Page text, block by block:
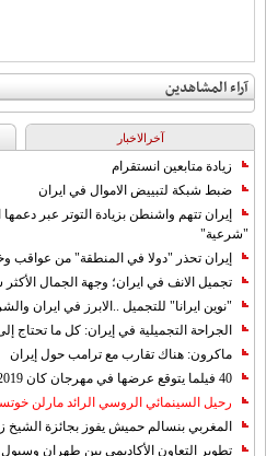
آراء المشاهدين
آخرالاخبار
زيادة متابعين انستقرام
ضبط شبكة لتبييض الاموال في ايران
إيران تتهم واشنطن بزيادة التوتر عبر
"شرعية"
إيران تحذر "دولا في المنطقة" من عواقب
تجميل الانف في ايران؛ وجهة الجمال الأكثر
"نوين ايرانا" للتجميل ..الابرز في ايران
الجراحة التجميلية في إيران: كل ما تحتاج
ماكرون: هناك تقارب مع ترامب حول إيران
40 فيلما يتوقع عرضها في مهرجان كان 2019
رحيل السينمائي الروسي الرائد مارلن
المغربي بنسالم حميش يفوز بجائزة الشيخ
تطوير التعاون الأكاديمي بين طهران وسيول